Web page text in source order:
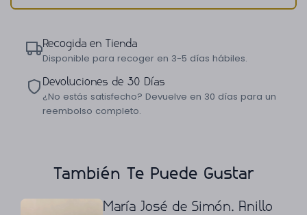
Recogida en Tienda
Disponible para recoger en 3-5 días hábiles.
Devoluciones de 30 Días
¿No estás satisfecho? Devuelve en 30 días para un
reembolso completo.
También Te Puede Gustar
María José de Simón. Anillo